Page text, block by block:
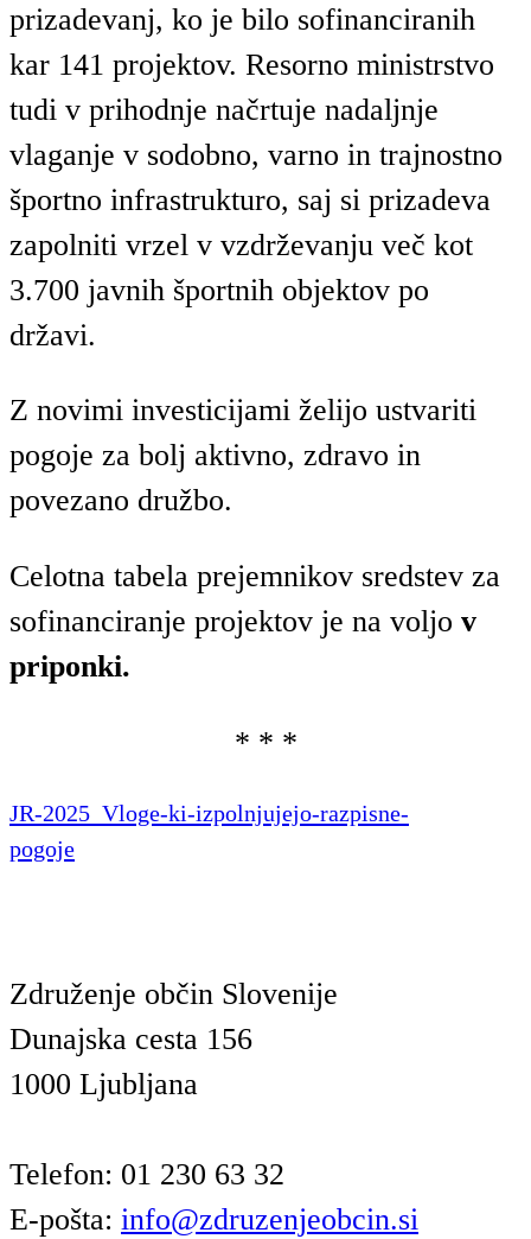
prizadevanj, ko je bilo sofinanciranih
kar 141 projektov. Resorno ministrstvo
tudi v prihodnje načrtuje nadaljnje
vlaganje v sodobno, varno in trajnostno
športno infrastrukturo, saj si prizadeva
zapolniti vrzel v vzdrževanju več kot
3.700 javnih športnih objektov po
državi.
Z novimi investicijami želijo ustvariti
pogoje za bolj aktivno, zdravo in
povezano družbo.
Celotna tabela prejemnikov sredstev za
sofinanciranje projektov je na voljo v
priponki.
* * *
JR-2025_Vloge-ki-izpolnjujejo-razpisne-
pogoje
Združenje občin Slovenije
Dunajska cesta 156
1000 Ljubljana
Telefon: 01 230 63 32
E-pošta: info@zdruzenjeobcin.si